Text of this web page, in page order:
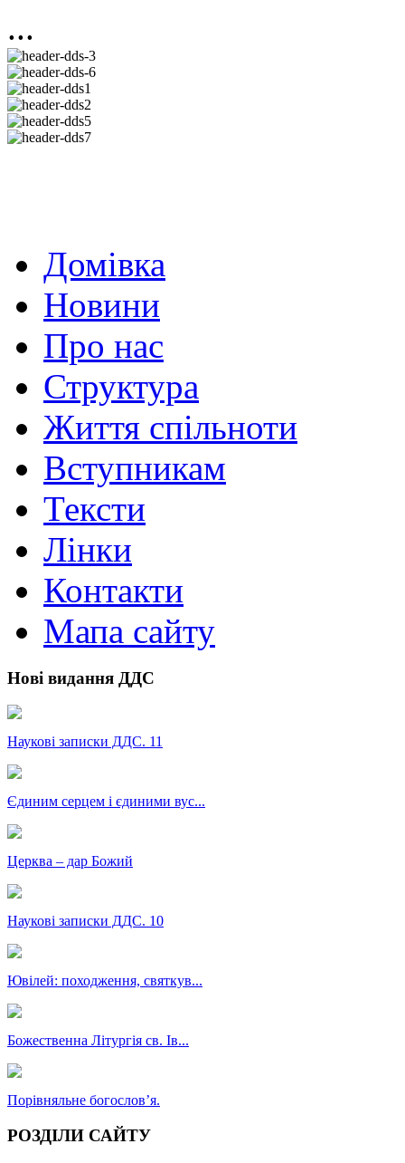
...
Домівка
Новини
Про нас
Структура
Життя спільноти
Вступникам
Тексти
Лінки
Контакти
Мапа сайту
Нові видання ДДС
Наукові записки ДДС. 11
Єдиним серцем і єдиними вус...
Церква – дар Божий
Наукові записки ДДС. 10
Ювілей: походження, святкув...
Божественна Літургія св. Ів...
Порівняльне богословʼя.
РОЗДІЛИ САЙТУ